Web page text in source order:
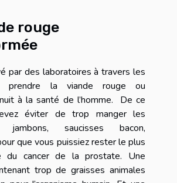
rouge
par des laboratoires à travers les
prendre la viande rouge ou
à la santé de l’homme. De ce
éviter de trop manger les
jambons, saucisses bacon,
que vous puissiez rester le plus
du cancer de la prostate. Une
trop de graisses animales